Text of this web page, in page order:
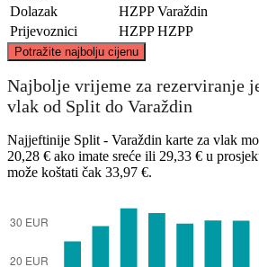
Dolazak
HZPP Varaždin
Prijevoznici
HZPP HZPP
Potražite najbolju cijenu
Najbolje vrijeme za rezerviranje
vlak od Split do Varaždin
Najjeftinije Split - Varaždin karte za vlak
20,28 € ako imate sreće ili 29,33 € u
može koštati čak 33,97 €.